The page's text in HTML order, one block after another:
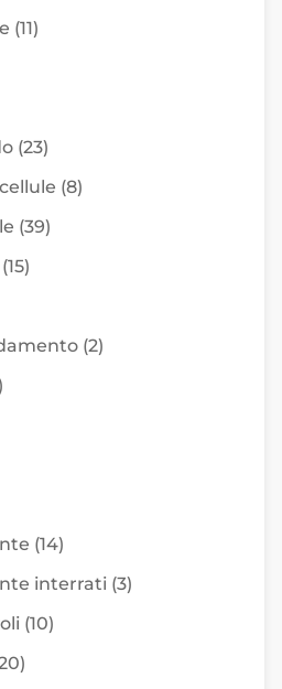
(11)
(23)
(8)
(39)
(15)
(2)
(14)
interrati (3)
(10)